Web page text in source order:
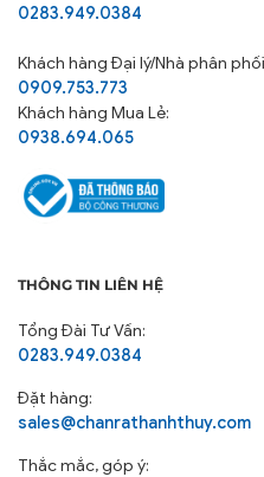
0283.949.0384
Khách hàngĐại lý/Nhà phân
0909.753.773
Khách hàng Mua Lẻ:
0938.694.065
THÔNG TIN LIÊN HỆ
Tổng Đài Tư Vấn:
0283.949.0384
Đặt hàng:
sales@chanrathanhthuy.com
Thắc mắc, góp ý: